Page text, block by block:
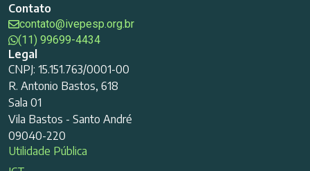
Contato
contato@ivepesp.org.br
(11) 99699-4434
Legal
CNPJ: 15.151.763/0001-00
R. Antonio Bastos, 618
Sala 01
Vila Bastos - Santo André
09040-220
Utilidade Pública